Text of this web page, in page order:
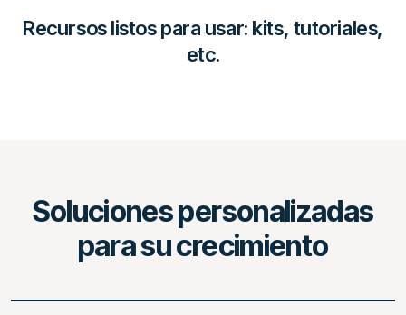
Recursos listos para usar: kits, tutoriales,
etc.
Soluciones personalizadas
para su crecimiento